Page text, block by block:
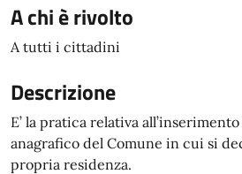
A chi è rivolto
A tutti i cittadini
Descrizione
E’ la pratica relativa
anagrafico del Comune in cui si
propria residenza.